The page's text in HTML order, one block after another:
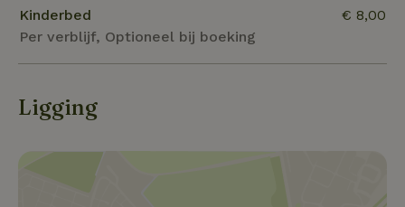
Kinderbed
Per verblijf, Optioneel bij boeking
€ 8,00
Ligging